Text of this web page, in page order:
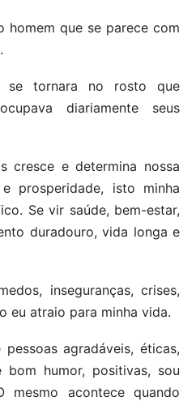
homem que se parece com
se tornara no rosto que
diariamente seus
cresce e determina nossa
prosperidade, isto minha
Se vir saúde, bem-estar,
duradouro, vida longa e
inseguranças, crises,
eu atraio para minha vida.
agradáveis, éticas,
bom humor, positivas, sou
mesmo acontece quando